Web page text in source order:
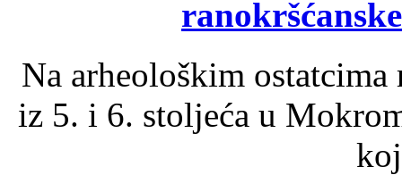
Na arheološkim
iz 5. i 6. stoljeća u